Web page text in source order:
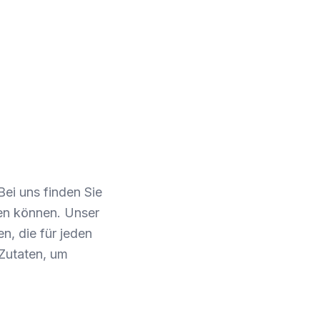
uns finden Sie
können. Unser
die für jeden
um